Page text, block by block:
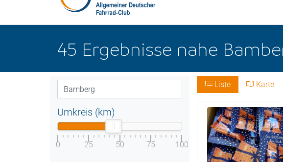
45 Ergebnisse nahe
Umkreis (km)
0 25 50 75 100
Liste Karte